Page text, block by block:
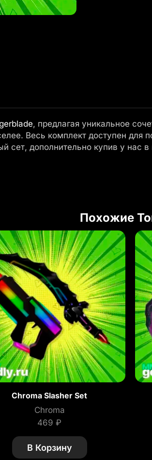
, предлагая уникальное
Весь комплект доступен
сет, дополнительно купив у нас в
Похожие
Chroma Slasher Set
Chroma
469₽
В Корзину